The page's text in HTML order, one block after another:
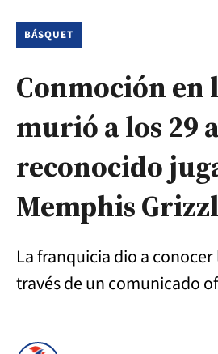
BÁSQUET
Conmoción en
murió a los 29
reconocido
Memphis
La franquicia dio a
través de un comunicado